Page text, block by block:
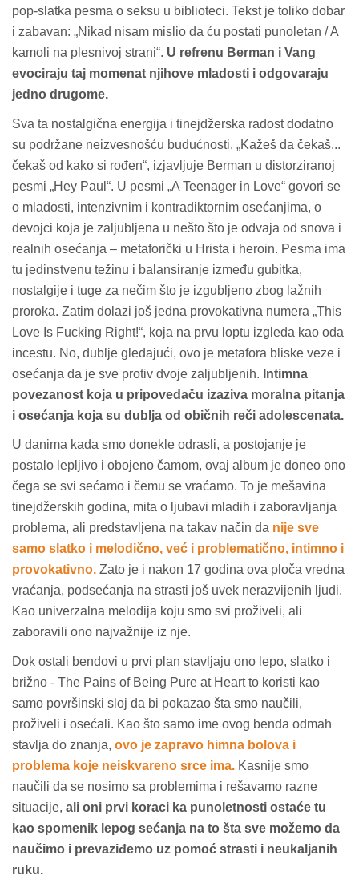
pop-slatka pesma o seksu u biblioteci. Tekst je toliko dobar
i zabavan: „Nikad nisam mislio da ću postati punoletan / A
kamoli na plesnivoj strani“. U refrenu Berman i Vang
evociraju taj momenat njihove mladosti i odgovaraju
jedno drugome.
Sva ta nostalgična energija i tinejdžerska radost dodatno
su podržane neizvesnošću budućnosti. „Kažeš da čekaš...
čekaš od kako si rođen“, izjavljuje Berman u distorziranoj
pesmi „Hey Paul“. U pesmi „A Teenager in Love“ govori se
o mladosti, intenzivnim i kontradiktornim osećanjima, o
devojci koja je zaljubljena u nešto što je odvaja od snova i
realnih osećanja – metaforički u Hrista i heroin. Pesma ima
tu jedinstvenu težinu i balansiranje između gubitka,
nostalgije i tuge za nečim što je izgubljeno zbog lažnih
proroka. Zatim dolazi još jedna provokativna numera „This
Love Is Fucking Right!“, koja na prvu loptu izgleda kao oda
incestu. No, dublje gledajući, ovo je metafora bliske veze i
osećanja da je sve protiv dvoje zaljubljenih. Intimna
povezanost koja u pripovedaču izaziva moralna pitanja
i osećanja koja su dublja od običnih reči adolescenata.
U danima kada smo donekle odrasli, a postojanje je
postalo lepljivo i obojeno čamom, ovaj album je doneo ono
čega se svi sećamo i čemu se vraćamo. To je mešavina
tinejdžerskih godina, mita o ljubavi mladih i zaboravljanja
problema, ali predstavljena na takav način da nije sve
samo slatko i melodično, već i problematično, intimno i
provokativno. Zato je i nakon 17 godina ova ploča vredna
vraćanja, podsećanja na strasti još uvek nerazvijenih ljudi.
Kao univerzalna melodija koju smo svi proživeli, ali
zaboravili ono najvažnije iz nje.
Dok ostali bendovi u prvi plan stavljaju ono lepo, slatko i
brižno - The Pains of Being Pure at Heart to koristi kao
samo površinski sloj da bi pokazao šta smo naučili,
proživeli i osećali. Kao što samo ime ovog benda odmah
stavlja do znanja, ovo je zapravo himna bolova i
problema koje neiskvareno srce ima. Kasnije smo
naučili da se nosimo sa problemima i rešavamo razne
situacije, ali oni prvi koraci ka punoletnosti ostaće tu
kao spomenik lepog sećanja na to šta sve možemo da
naučimo i prevaziđemo uz pomoć strasti i neukaljanih
ruku.